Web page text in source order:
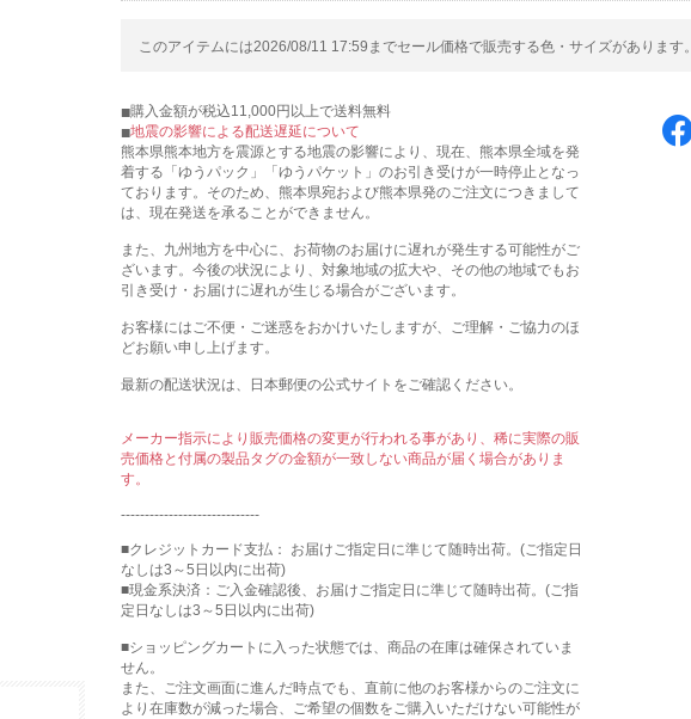
このアイテムには2026/08/11 17:59までセール価格で販売する色・サイズがあります。
購入金額が税込11,000円以上で送料無料
地震の影響による配送遅延について
熊本県熊本地方を震源とする地震の影響により、現在、熊本県全域を発
着する「ゆうパック」「ゆうパケット」のお引き受けが一時停止となっ
ております。そのため、熊本県宛および熊本県発のご注文につきまして
は、現在発送を承ることができません。
また、九州地方を中心に、お荷物のお届けに遅れが発生する可能性がご
ざいます。今後の状況により、対象地域の拡大や、その他の地域でもお
引き受け・お届けに遅れが生じる場合がございます。
お客様にはご不便・ご迷惑をおかけいたしますが、ご理解・ご協力のほ
どお願い申し上げます。
最新の配送状況は、日本郵便の公式サイトをご確認ください。
メーカー指示により販売価格の変更が行われる事があり、稀に実際の販
売価格と付属の製品タグの金額が一致しない商品が届く場合がありま
す。
-----------------------------
■クレジットカード支払： お届けご指定日に準じて随時出荷。(ご指定日
なしは3～5日以内に出荷)
■現金系決済：ご入金確認後、お届けご指定日に準じて随時出荷。(ご指
定日なしは3～5日以内に出荷)
■ショッピングカートに入った状態では、商品の在庫は確保されていま
せん。
また、ご注文画面に進んだ時点でも、直前に他のお客様からのご注文に
より在庫数が減った場合、ご希望の個数をご購入いただけない可能性が